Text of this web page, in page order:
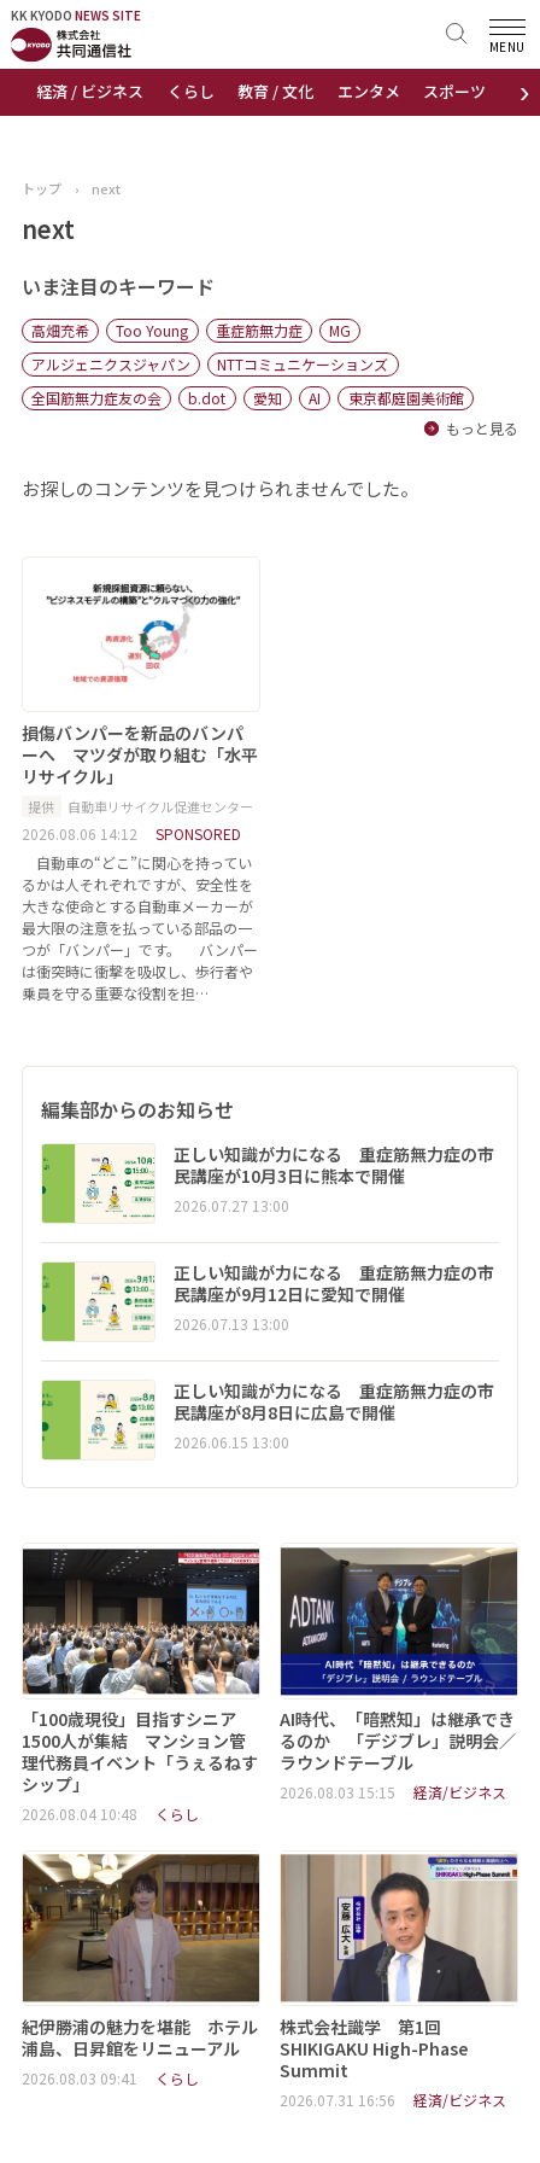
KK KYODO NEWS SITE
›
経済 / ビジネス くらし 教育 / 文化 エンタメ スポーツ 地域
MENU
KK KYODONEWS SITE
トップページ
ニュース
おすすめコンテンツ
出版物
会社概要
トップ › next
next
いま注目のキーワード
高畑充希 Too Young 重症筋無力症
MG
アルジェニクスジャパン
NTTコミュニケーションズ
全国筋無力症友の会
b.dot 愛知 AI
東京都庭園美術館
もっと見る
お探しのコンテンツを見つけられませんでした。
損傷バンパーを新品のバンパ
ーへ マツダが取り組む「水平
リサイクル」
提供 自動車リサイクル促進センター
2026.08.06 14:12
SPONSORED
自動車の“どこ”に関心を持ってい
るかは人それぞれですが、安全性を
大きな使命とする自動車メーカーが
最大限の注意を払っている部品の一
つが「バンパー」です。 バンパー
は衝突時に衝撃を吸収し、歩行者や
乗員を守る重要な役割を担…
編集部からのお知らせ
正しい知識が力になる 重症筋無力症の市
民講座が10月3日に熊本で開催
2026.07.27 13:00
正しい知識が力になる 重症筋無力症の市
民講座が9月12日に愛知で開催
2026.07.13 13:00
正しい知識が力になる 重症筋無力症の市
民講座が8月8日に広島で開催
2026.06.15 13:00
「100歳現役」目指すシニア
1500人が集結 マンション管
理代務員イベント「うぇるねす
シップ」
2026.08.04 10:48 くらし
AI時代、「暗黙知」は継承でき
るのか 「デジブレ」説明会／
ラウンドテーブル
2026.08.03 15:15 経済/ビジネス
紀伊勝浦の魅力を堪能 ホテル
浦島、日昇館をリニューアル
2026.08.03 09:41 くらし
株式会社識学 第1回
SHIKIGAKU High-Phase
Summit
2026.07.31 16:56 経済/ビジネス